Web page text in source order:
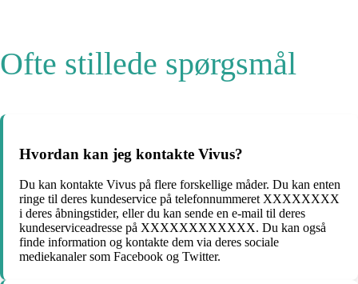
Ofte stillede spørgsmål
Hvordan kan jeg kontakte Vivus?
Du kan kontakte Vivus på flere forskellige måder. Du kan enten
ringe til deres kundeservice på telefonnummeret XXXXXXXX
i deres åbningstider, eller du kan sende en e-mail til deres
kundeserviceadresse på XXXXXXXXXXXX. Du kan også
finde information og kontakte dem via deres sociale
mediekanaler som Facebook og Twitter.